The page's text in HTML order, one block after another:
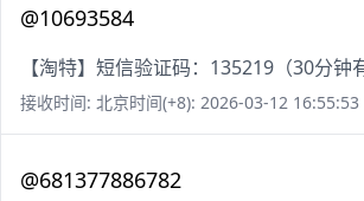
@10693584
【淘特】短信验证码：135219（30分钟
接收时间: 北京时间(+8): 2026-03-12 16:55:53
@681377886782